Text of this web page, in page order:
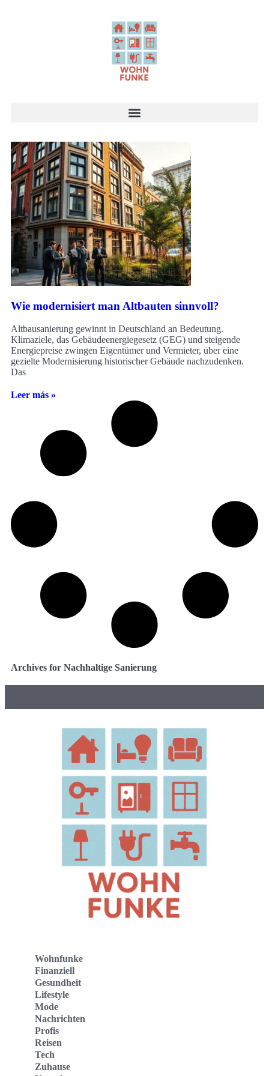
Wie modernisiert man Altbauten sinnvoll?
Altbausanierung gewinnt in Deutschland an Bedeutung.
Klimaziele, das Gebäudeenergiegesetz (GEG) und steigende
Energiepreise zwingen Eigentümer und Vermieter, über eine
gezielte Modernisierung historischer Gebäude nachzudenken.
Das
Leer más »
Archives for Nachhaltige Sanierung
Wohnfunke
Finanziell
Gesundheit
Lifestyle
Mode
Nachrichten
Profis
Reisen
Tech
Zuhause